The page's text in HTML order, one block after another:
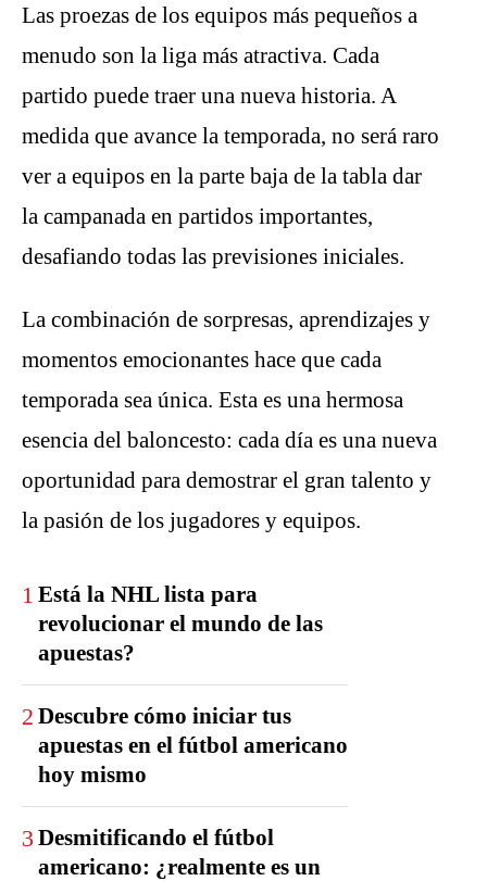
Las proezas de los equipos más pequeños a
menudo son la liga más atractiva. Cada
partido puede traer una nueva historia. A
medida que avance la temporada, no será raro
ver a equipos en la parte baja de la tabla dar
la campanada en partidos importantes,
desafiando todas las previsiones iniciales.
La combinación de sorpresas, aprendizajes y
momentos emocionantes hace que cada
temporada sea única. Esta es una hermosa
esencia del baloncesto: cada día es una nueva
oportunidad para demostrar el gran talento y
la pasión de los jugadores y equipos.
1 Está la NHL lista para
revolucionar el mundo de las
apuestas?
2 Descubre cómo iniciar tus
apuestas en el fútbol americano
hoy mismo
3 Desmitificando el fútbol
americano: ¿realmente es un